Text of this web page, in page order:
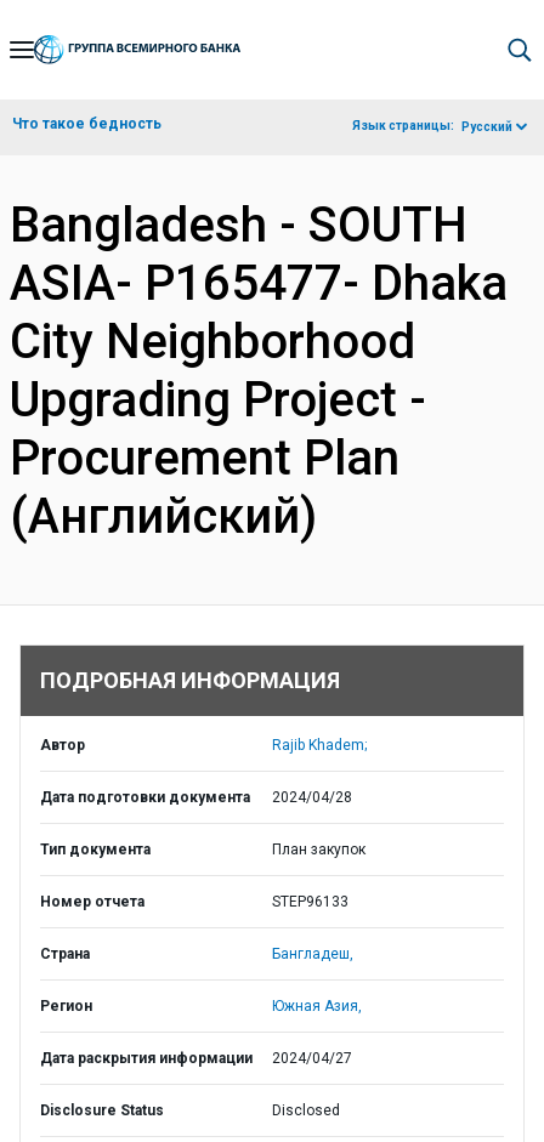
Skip
Navigation
Что такое бедность Язык страницы: Русский
Bangladesh - SOUTH
ASIA- P165477- Dhaka
City Neighborhood
Upgrading Project -
Procurement Plan
(Английский)
ПОДРОБНАЯ ИНФОРМАЦИЯ
Автор Rajib Khadem;
Дата подготовки документа 2024/04/28
Тип документа План закупок
Номер отчета STEP96133
Страна Бангладеш,
Регион Южная Азия,
Дата раскрытия информации 2024/04/27
Disclosure Status Disclosed